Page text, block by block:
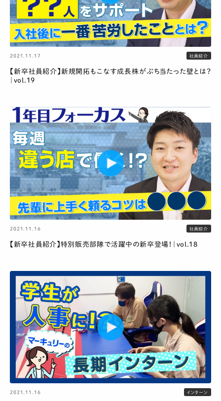
2021.11.17 社員紹介
【新卒社員紹介】新規開拓もこなす成長株がぶち当たった壁とは？
｜vol.19
2021.11.16 社員紹介
【新卒社員紹介】特別販売部隊で活躍中の新卒登場！｜vol.18
2021.11.16 インターン